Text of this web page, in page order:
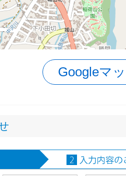
Googleマ